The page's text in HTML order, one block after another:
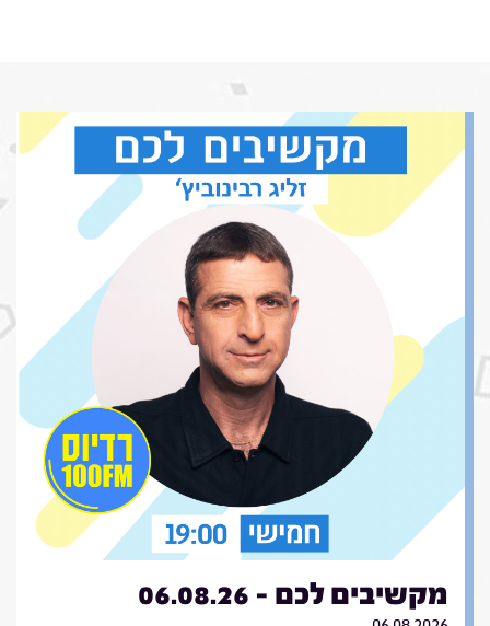
מקשיבים לכם - 06.08.26